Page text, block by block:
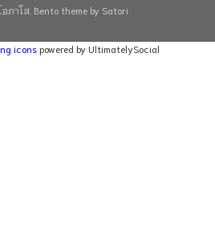
าโส. Bento theme by Satori
iconspowered by UltimatelySocial